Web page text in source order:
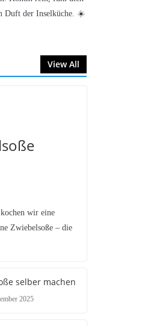
Duft der Inselküche. ☀️
View All
wir eine
Zwiebelsoße – die
selber machen
2025